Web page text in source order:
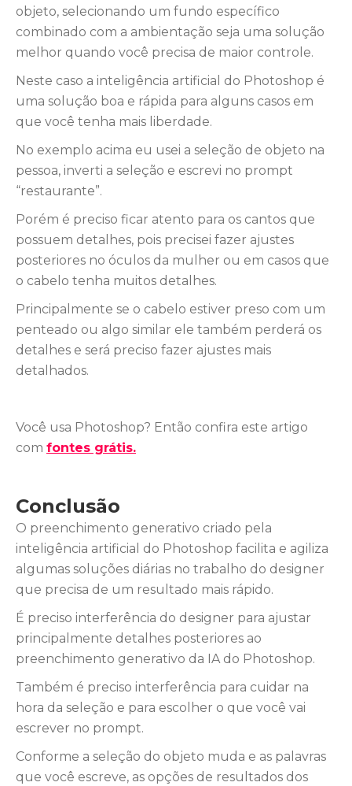
objeto, selecionando um fundo específico
combinado com a ambientação seja uma solução
melhor quando você precisa de maior controle.
Neste caso a inteligência artificial do Photoshop é
uma solução boa e rápida para alguns casos em
que você tenha mais liberdade.
No exemplo acima eu usei a seleção de objeto na
pessoa, inverti a seleção e escrevi no prompt
“restaurante”.
Porém é preciso ficar atento para os cantos que
possuem detalhes, pois precisei fazer ajustes
posteriores no óculos da mulher ou em casos que
o cabelo tenha muitos detalhes.
Principalmente se o cabelo estiver preso com um
penteado ou algo similar ele também perderá os
detalhes e será preciso fazer ajustes mais
detalhados.
Você usa Photoshop? Então confira este artigo
com fontes grátis.
Conclusão
O preenchimento generativo criado pela
inteligência artificial do Photoshop facilita e agiliza
algumas soluções diárias no trabalho do designer
que precisa de um resultado mais rápido.
É preciso interferência do designer para ajustar
principalmente detalhes posteriores ao
preenchimento generativo da IA do Photoshop.
Também é preciso interferência para cuidar na
hora da seleção e para escolher o que você vai
escrever no prompt.
Conforme a seleção do objeto muda e as palavras
que você escreve, as opções de resultados dos